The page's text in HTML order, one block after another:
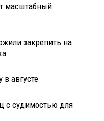
масштабный
закрепить на
августе
с судимостью для